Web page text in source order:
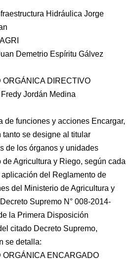
Hidráulica Jorge
Demetrio Espíritu Gálvez
DIRECTIVO
Jordán Medina
de funciones y acciones Encargar,
tanto se designe al titular
de los órganos y unidades
Agricultura y Riego, según cada
del Reglamento de
del Ministerio de Agricultura y
Supremo N° 008-2014-
la Primera Disposición
citado Decreto Supremo,
se detalla:
ENCARGADO